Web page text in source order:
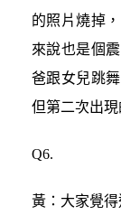
的照片燒掉
來說也是個
爸跟女兒跳
但第二次出
Q6.
黃：大家覺